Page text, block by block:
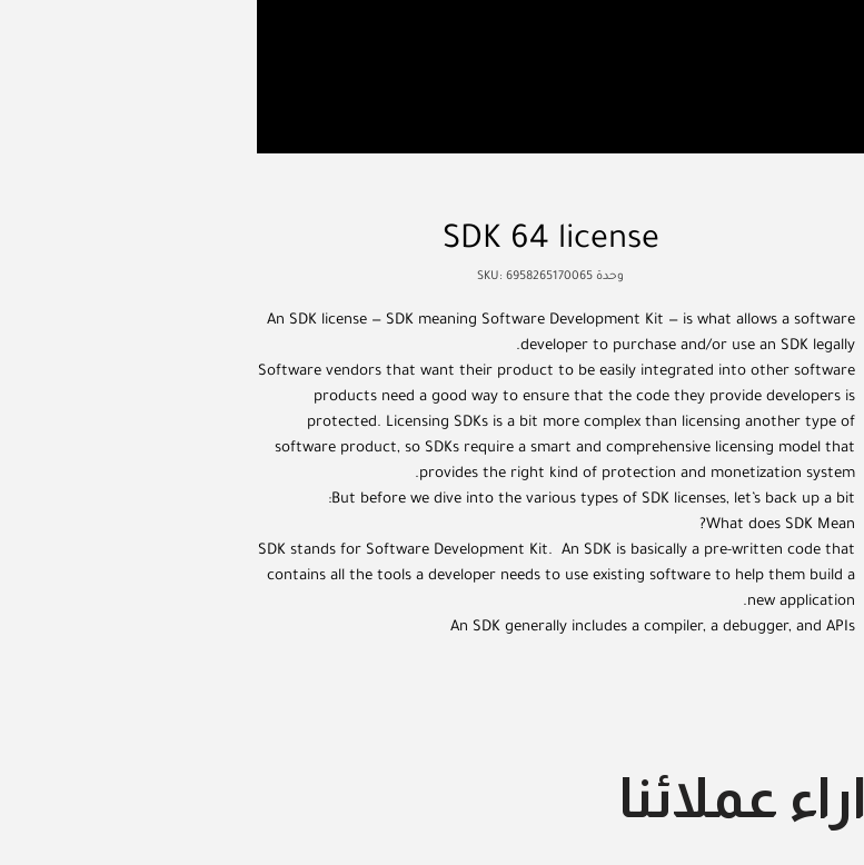
SDK 64 license
وحدة SKU: 6958265170065
An SDK license — SDK meaning Software Development Kit — is what allows a software
developer to purchase and/or use an SDK legally.
Software vendors that want their product to be easily integrated into other software
products need a good way to ensure that the code they provide developers is
protected. Licensing SDKs is a bit more complex than licensing another type of
software product, so SDKs require a smart and comprehensive licensing model that
provides the right kind of protection and monetization system.
But before we dive into the various types of SDK licenses, let’s back up a bit:
What does SDK Mean?
SDK stands for Software Development Kit. An SDK is basically a pre-written code that
contains all the tools a developer needs to use existing software to help them build a
new application.
An SDK generally includes a compiler, a debugger, and APIs
اراء عملائنا